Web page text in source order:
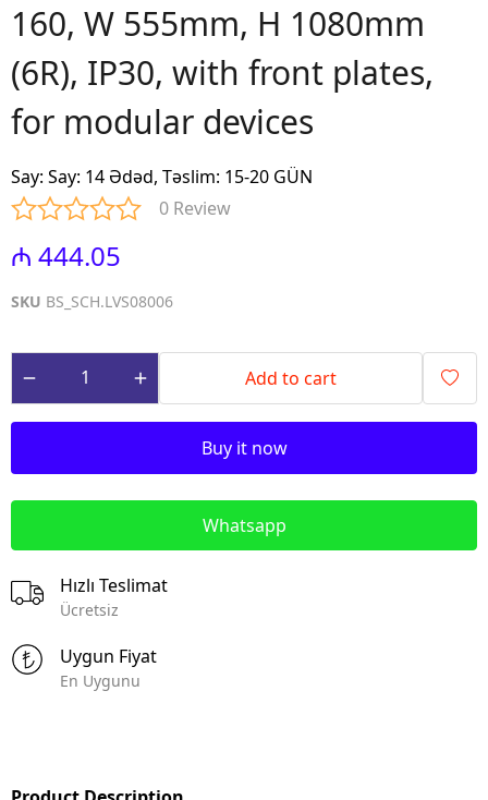
160, W 555mm, H 1080mm
(6R), IP30, with front plates,
for modular devices
Say: Say: 14 Ədəd, Təslim: 15-20 GÜN
0 Review
₼ 444.05
SKU BS_SCH.LVS08006
Add to cart
Buy it now
Whatsapp
Hızlı Teslimat
Ücretsiz
Uygun Fiyat
En Uygunu